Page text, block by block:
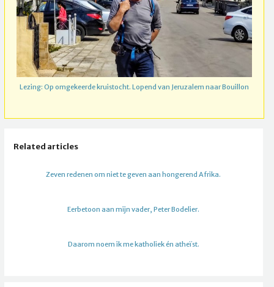
Lezing: Op omgekeerde kruistocht. Lopend van Jeruzalem naar Bouillon
Related articles
Zeven redenen om niet te geven aan hongerend Afrika.
Eerbetoon aan mijn vader, Peter Bodelier.
Daarom noem ik me katholiek én atheïst.